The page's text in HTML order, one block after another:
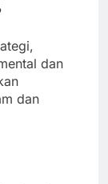
dan
dan